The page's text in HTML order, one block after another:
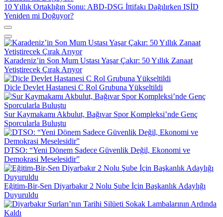
10 Yıllık Ortaklığın Sonu: ABD-DSG İttifakı Dağılırken IŞİD
Yeniden mi Doğuyor?
Karadeniz’in Son Mum Ustası Yaşar Çakır: 50 Yıllık Zanaat
Yetiştirecek Çırak Arıyor
Dicle Devlet Hastanesi C Rol Grubuna Yükseltildi
Sur Kaymakamı Akbulut, Bağıvar Spor Kompleksi’nde Genç
Sporcularla Buluştu
DTSO: “Yeni Dönem Sadece Güvenlik Değil, Ekonomi ve
Demokrasi Meselesidir”
Eğitim-Bir-Sen Diyarbakır 2 Nolu Şube İçin Başkanlık Adaylığı
Duyuruldu